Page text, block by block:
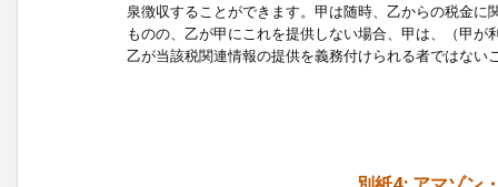
泉徴収することができます。甲は随時、乙からの税金
ものの、乙が甲にこれを提供しない場合、甲は、（甲
乙が当該税関連情報の提供を義務付けられる者ではな